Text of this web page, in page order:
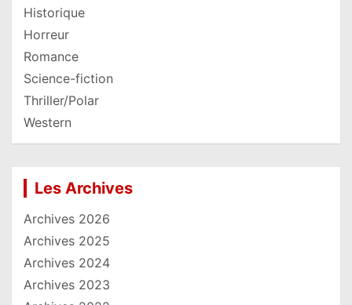
Historique
Horreur
Romance
Science-fiction
Thriller/Polar
Western
Les Archives
Archives 2026
Archives 2025
Archives 2024
Archives 2023